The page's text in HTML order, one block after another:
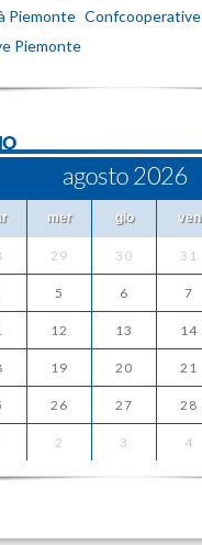
Piemonte Confcooperative
Piemonte
agosto 2026
mer gio ven
29 30 31
5 6 7
12 13 14
19 20 21
26 27 28
2 3 4